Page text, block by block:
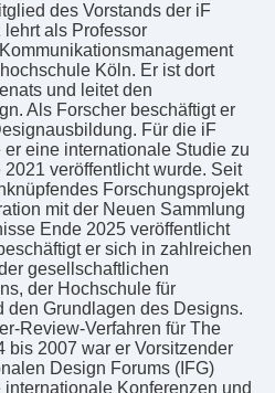
des Vorstands der iF
als Professor
Köln. Er ist dort
und leitet den
Als Forscher beschäftigt er
Für die iF
eine internationale Studie zu
veröffentlicht wurde. Seit
Forschungsprojekt
mit der Neuen Sammlung
Ende 2025 veröffentlicht
er sich in zahlreichen
gesellschaftlichen
der Hochschule für
den Grundlagen des Designs.
Review-Verfahren für The
bis 2007 war er Vorsitzender
Design Forums (IFG)
Konferenzen und